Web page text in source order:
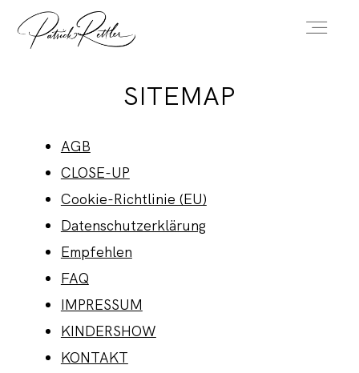
SITEMAP
AGB
CLOSE-UP
Cookie-Richtlinie (EU)
Datenschutz­erklärung
Empfehlen
FAQ
IMPRESSUM
KINDERSHOW
KONTAKT
HOME
CLOSE-UP